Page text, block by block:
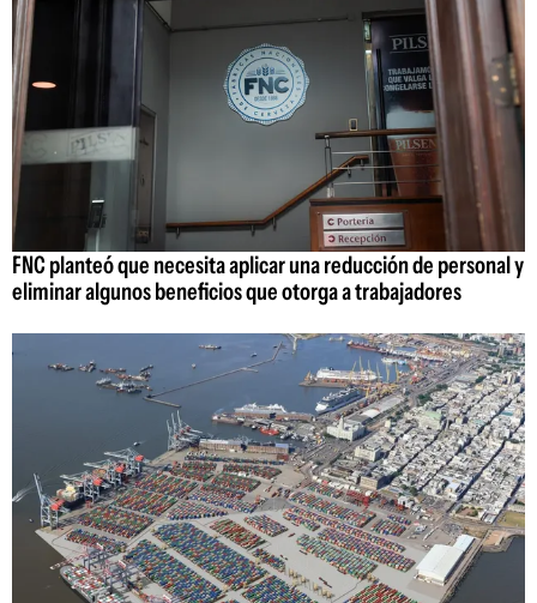
FNC planteó que necesita aplicar una reducción de personal y
eliminar algunos beneficios que otorga a trabajadores